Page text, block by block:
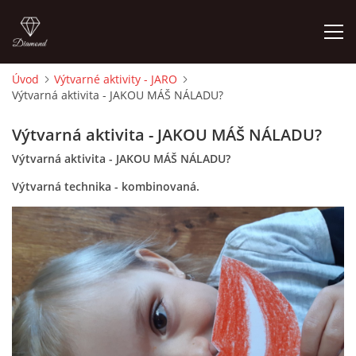
ÚVOD
O MĚ
FOTOALBUM
DĚJINY VÝTVARNÉHO UMĚNÍ
NOVINKY ZE ŠKOLSTVÍ 2025
ROČNÍ PLÁN - INSPIRACE /DLE NOVÉHO RVP PV 2025
Úvod
Výtvarné aktivity - JARO
Výtvarná aktivita - JAKOU MÁŠ NÁLADU?
Výtvarná aktivita - JAKOU MÁŠ NÁLADU?
Výtvarná aktivita - JAKOU MÁŠ NÁLADU?
Výtvarná technika - kombinovaná.